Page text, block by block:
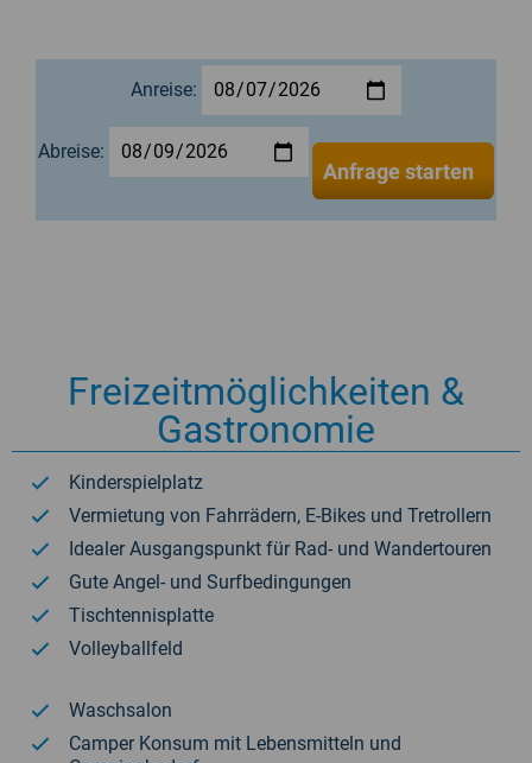
Anreise:
Abreise:
Anfrage starten
Freizeitmöglichkeiten &
Gastronomie
Kinderspielplatz
Vermietung von Fahrrädern, E-Bikes und Tretrollern
Idealer Ausgangspunkt für Rad- und Wandertouren
Gute Angel- und Surfbedingungen
Tischtennisplatte
Volleyballfeld
Waschsalon
Camper Konsum mit Lebensmitteln und